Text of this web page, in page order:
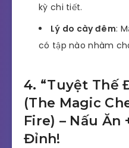
kỳ chi tiết.
Lý do cày đêm:
có tập nào nhàm
4. “Tuyệt Thế
(The Magic
Fire) – Nấu Ăn
Đỉnh!